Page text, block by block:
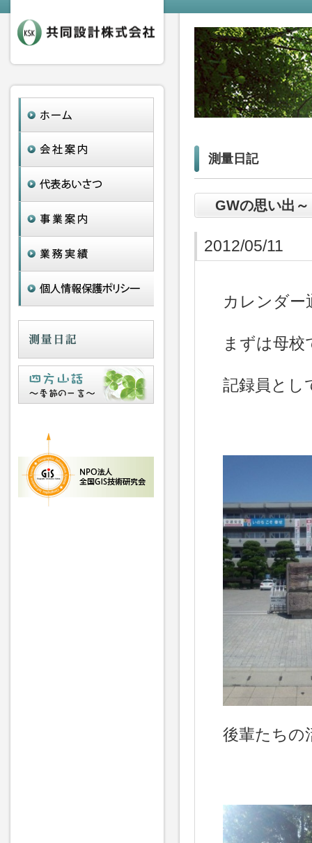
測量日記
GWの思い出～
2012/05/11
カレンダー
まずは母
記録員とし
後輩たちの